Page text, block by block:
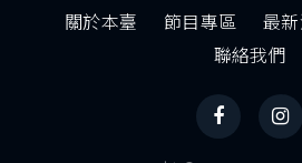
關於本臺 節目專區 最
聯絡我們